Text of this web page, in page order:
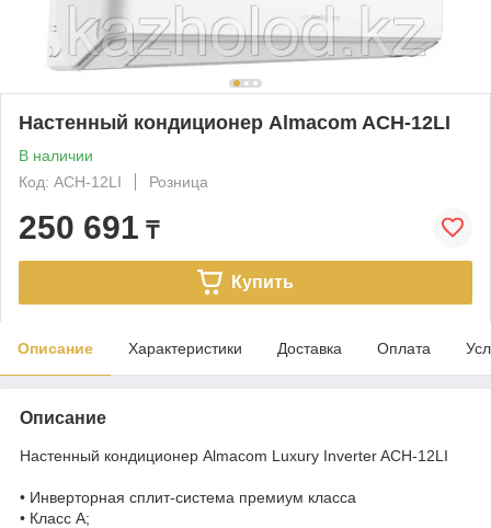
Настенный кондиционер Almacom ACH-12LI
В наличии
Код: ACH-12LI
Розница
250 691 ₸
Купить
Описание Характеристики Доставка Оплата
Описание
Настенный кондиционер Almacom Luxury Inverter ACH-12LI
• Инверторная сплит-система премиум класса
• Класс А;